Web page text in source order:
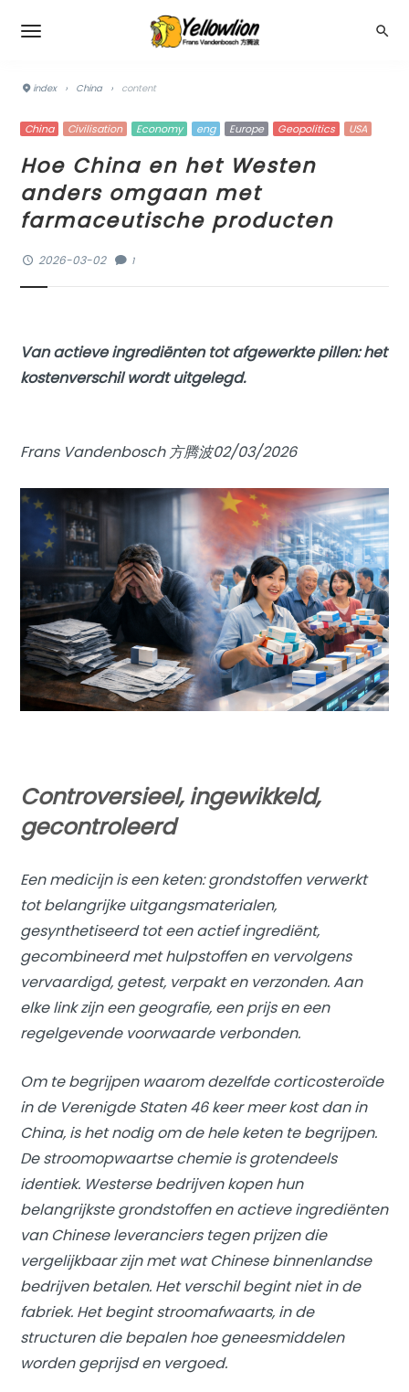
index › China › content
China Civilisation Economy eng Europe Geopolitics USA
Hoe China en het Westen
anders omgaan met
farmaceutische producten
2026-03-02 1
Van actieve ingrediënten tot afgewerkte pillen: het
kostenverschil wordt uitgelegd.
Frans Vandenbosch 方腾波02/03/2026
Controversieel, ingewikkeld,
gecontroleerd
Een medicijn is een keten: grondstoffen verwerkt
tot belangrijke uitgangsmaterialen,
gesynthetiseerd tot een actief ingrediënt,
gecombineerd met hulpstoffen en vervolgens
vervaardigd, getest, verpakt en verzonden. Aan
elke link zijn een geografie, een prijs en een
regelgevende voorwaarde verbonden.
Om te begrijpen waarom dezelfde corticosteroïde
in de Verenigde Staten 46 keer meer kost dan in
China, is het nodig om de hele keten te begrijpen.
De stroomopwaartse chemie is grotendeels
identiek. Westerse bedrijven kopen hun
belangrijkste grondstoffen en actieve ingrediënten
van Chinese leveranciers tegen prijzen die
vergelijkbaar zijn met wat Chinese binnenlandse
bedrijven betalen. Het verschil begint niet in de
fabriek. Het begint stroomafwaarts, in de
structuren die bepalen hoe geneesmiddelen
worden geprijsd en vergoed.